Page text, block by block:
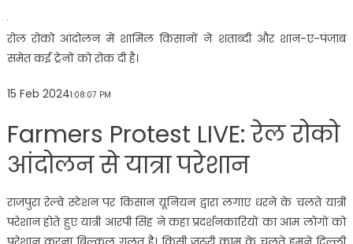
रोल रोको आंदोलन में शामिल किसानों ने शताब्दी और शान-ए-पंजाब
समेत कई ट्रेनों को रोक दी है।
15 Feb 20241:08:07 PM
Farmers Protest LIVE: रेल रोको
आंदोलन से यात्रा परेशान
राजपुरा रेल्वे स्टेशन पर किसान यूनियन द्वारा लगाए धरने के चलते यात्री
परेशान होते हुए यात्री आरपी सिंह ने कहा प्रदर्शनकारियों का आम लोगों को